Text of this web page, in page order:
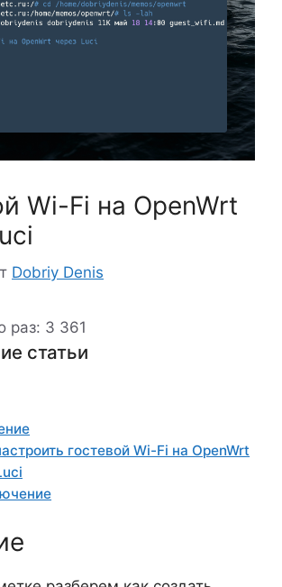
Wi-Fi на OpenWrt
Dobriy Denis
раз: 3 361
статьи
гостевой Wi-Fi на OpenWrt